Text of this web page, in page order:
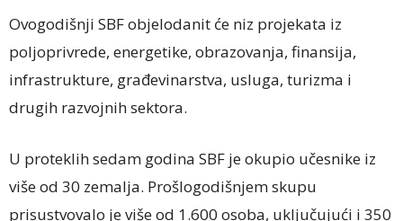
Ovogodišnji SBF objelodanit će niz projekata iz
poljoprivrede, energetike, obrazovanja, finansija,
infrastrukture, građevinarstva, usluga, turizma i
drugih razvojnih sektora.
U proteklih sedam godina SBF je okupio učesnike iz
više od 30 zemalja. Prošlogodišnjem skupu
prisustvovalo je više od 1.600 osoba, uključujući i 350